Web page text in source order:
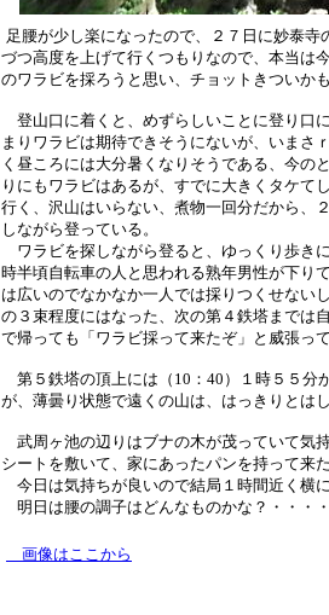
足腰が少し楽になったので、２７日に妙泰
づつ高度を上げて行くつもりなので、本当は
のワラビを採ろうと思い、チョットきついか
登山口に着くと、めずらしいことに登り口
まりワラビは期待できそうにないが、いまさ
く昼ころには大分暑くなりそうである、今の
りにもワラビはあるが、すでに大きくタケて
行く、沢山はいらない、煮物一回分だから、
しながら登っている。
ワラビを探しながら登ると、ゆっくり歩き
時半頃自転車の人と思われる熟年男性が下り
は広いのでなかなか一人では採りつくせない
の３束程度にはなった、次の第４鉄塔までは
で帰っても「ワラビ採って来たぞ」と威張っ
第５鉄塔の頂上には（10：40）１時５５分
が、薄曇り状態で遠くの山は、はっきりとは
武周ヶ池の辺りはブナの木が茂っていて気
シートを敷いて、家にあったパンを持って来
今日は気持ちが良いので結局１時間近く横
明日は腰の調子はどんなものかな？・・・
画像はここから